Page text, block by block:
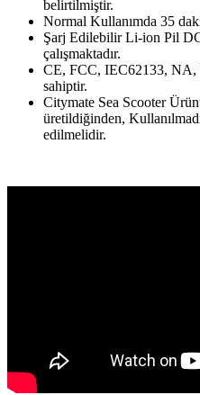
belirtilmiştir.
Normal Kullanımda 35
Şarj Edilebilir Li-ion Pil
çalışmaktadır.
CE, FCC, IEC62133, NA,
sahiptir.
Citymate Sea Scooter
üretildiğinden,
edilmelidir.